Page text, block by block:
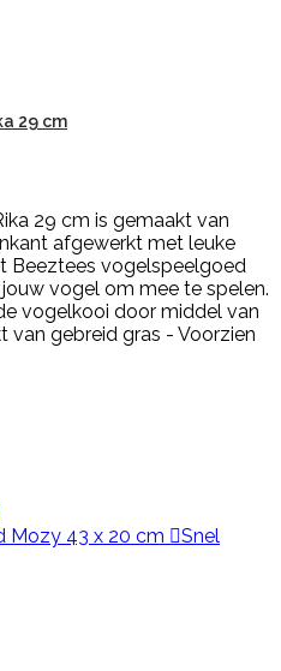
29 cm
29 cm is gemaakt van
afgewerkt met leuke
Beeztees vogelspeelgoed
vogel om mee te spelen.
vogelkooi door middel van
van gebreid gras - Voorzien
Snel